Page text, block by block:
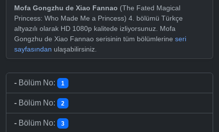
Mofa Gongzhu de Xiao Fannao (The Fated Magical
Princess: Who Made Me a Princess) 4. bölümü Türkçe
altyazılı olarak HD 1080p kalitede izliyorsunuz. Mofa
Gongzhu de Xiao Fannao serisinin tüm bölümlerine seri
sayfasından ulaşabilirsiniz.
- Bölüm No: 1
- Bölüm No: 2
- Bölüm No: 3